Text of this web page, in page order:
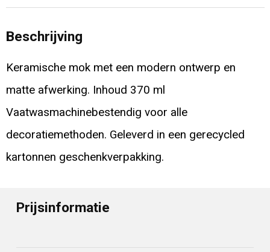
Beschrijving
Keramische mok met een modern ontwerp en
matte afwerking. Inhoud 370 ml
Vaatwasmachinebestendig voor alle
decoratiemethoden. Geleverd in een gerecycled
kartonnen geschenkverpakking.
Prijsinformatie